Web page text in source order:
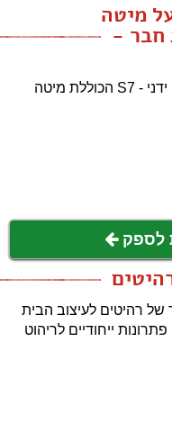
מיטה
חבר -
ספה עם ראש מתכוונן ידני - S7 הכוללת מיטה
לספק
של רהיטים לעיצוב הבית
ומציעה מגוון פתרונות ייחודיים לריהוט